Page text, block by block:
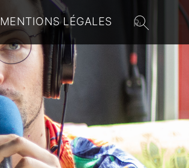
MENTIONS LÉGALES